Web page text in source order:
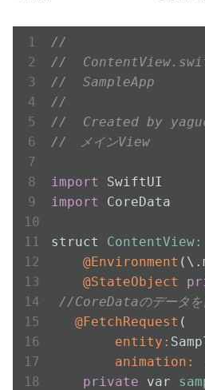
//
//
//  SampleApp
//
//  Created by
//　メインView
import
import
CoreData
struct ContentView:
@Environment
@StateObject
//CoreDataのデータを
@FetchRequest
        entity:
        animation:
private var